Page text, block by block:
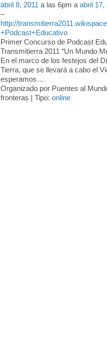
abril 8, 2011 a las 6pm a abril 17,
–
http://
+Podcast+Educativo
Primer Concurso de Podcast
Transmitierra 2011 “Un Mundo
En el marco de los festejos del
Tierra, que se llevará a cabo el
esperamos…
Organizado por Puentes al
fronteras | Tipo: online